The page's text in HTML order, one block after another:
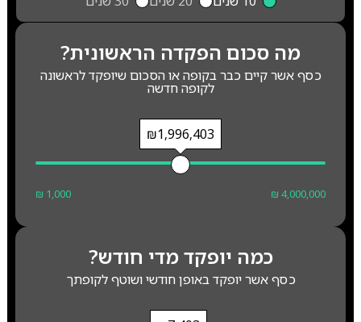
מה סכום הפקדה הראשונית?
כסף אשר קיים כבר בקופה או הסכום שיופקד לראשונה
לקופה חדשה
₪1,996,403
₪ 1,000 ₪ 4,000,000
כמה יופקד מדי חודש?
כסף אשר יופקד באופן חודשי ושוטף לקופתך